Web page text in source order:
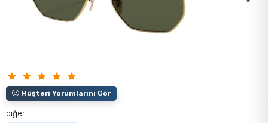
Müşteri Yorumlarını Gör
diğer